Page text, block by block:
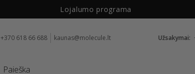
Lojalumo programa
+370 618 66 688 kaunas@molecule.lt Užsakymai: